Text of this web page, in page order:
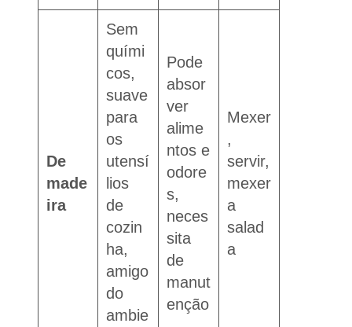
De
made
ira
Sem
quími
cos,
suave
para
os
utensí
lios
de
cozin
ha,
amigo
do
ambie
Pode
absor
ver
alime
ntos e
odore
s,
neces
sita
de
manut
enção
Mexer
,
servir,
mexer
a
salad
a